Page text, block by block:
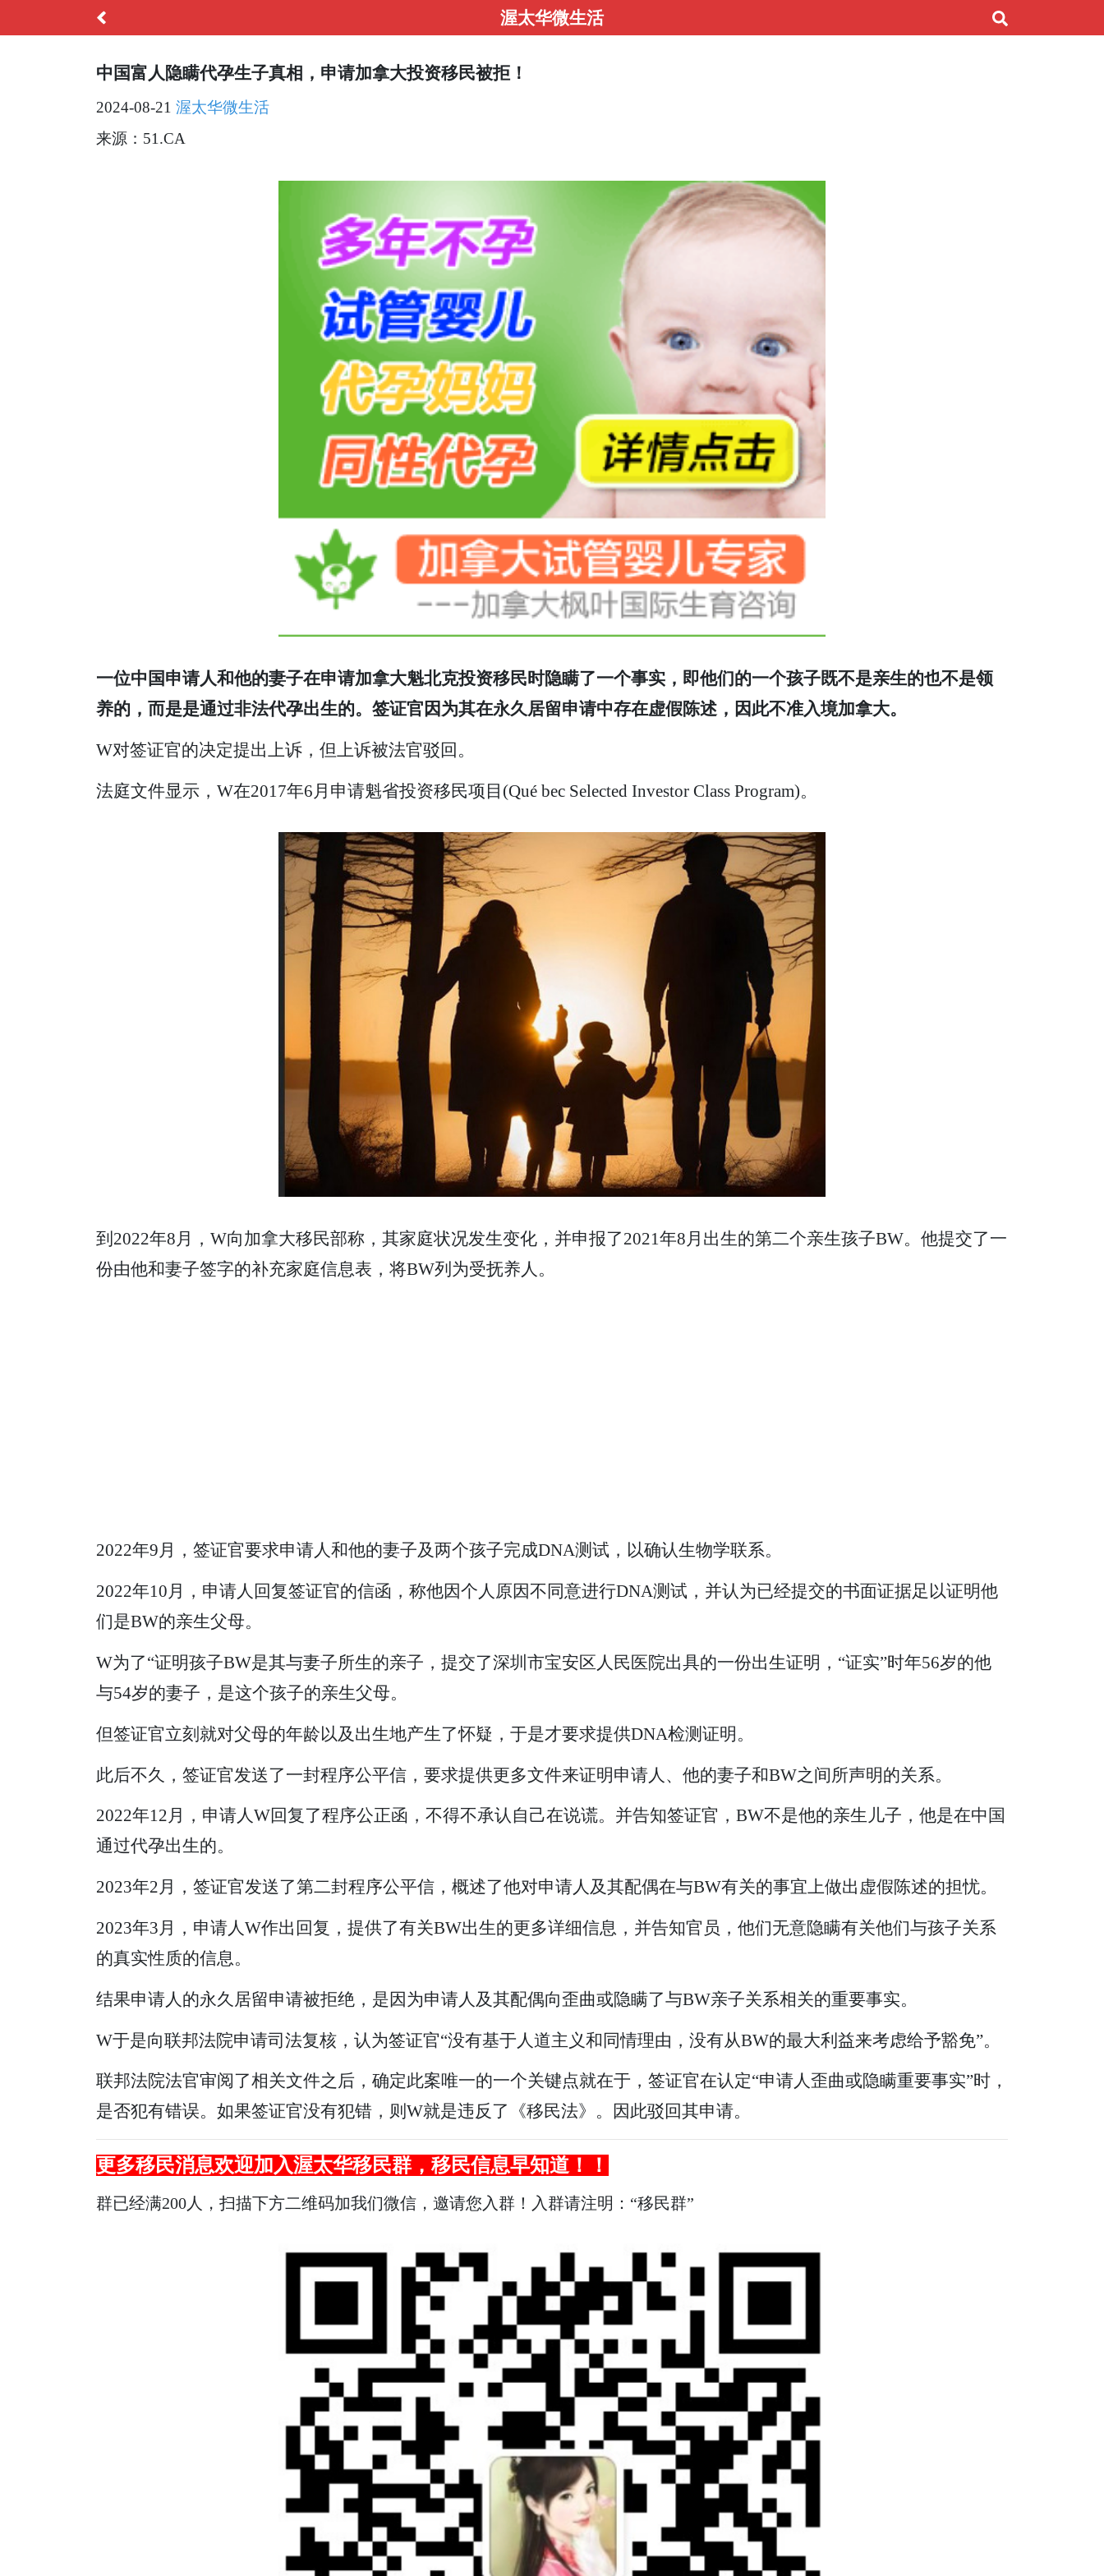
渥太华微生活
中国富人隐瞒代孕生子真相，申请加拿大投资移民被拒！
2024-08-21 渥太华微生活
来源：51.CA
一位中国申请人和他的妻子在申请加拿大魁北克投资移民时隐瞒了一个事实，即他们的一个孩子既不是亲生的也不是领
养的，而是是通过非法代孕出生的。签证官因为其在永久居留申请中存在虚假陈述，因此不准入境加拿大。
W对签证官的决定提出上诉，但上诉被法官驳回。
法庭文件显示，W在2017年6月申请魁省投资移民项目(Qué bec Selected Investor Class Program)。
到2022年8月，W向加拿大移民部称，其家庭状况发生变化，并申报了2021年8月出生的第二个亲生孩子BW。他提交了一
份由他和妻子签字的补充家庭信息表，将BW列为受抚养人。
2022年9月，签证官要求申请人和他的妻子及两个孩子完成DNA测试，以确认生物学联系。
2022年10月，申请人回复签证官的信函，称他因个人原因不同意进行DNA测试，并认为已经提交的书面证据足以证明他
们是BW的亲生父母。
W为了“证明孩子BW是其与妻子所生的亲子，提交了深圳市宝安区人民医院出具的一份出生证明，“证实”时年56岁的他
与54岁的妻子，是这个孩子的亲生父母。
但签证官立刻就对父母的年龄以及出生地产生了怀疑，于是才要求提供DNA检测证明。
此后不久，签证官发送了一封程序公平信，要求提供更多文件来证明申请人、他的妻子和BW之间所声明的关系。
2022年12月，申请人W回复了程序公正函，不得不承认自己在说谎。并告知签证官，BW不是他的亲生儿子，他是在中国
通过代孕出生的。
2023年2月，签证官发送了第二封程序公平信，概述了他对申请人及其配偶在与BW有关的事宜上做出虚假陈述的担忧。
2023年3月，申请人W作出回复，提供了有关BW出生的更多详细信息，并告知官员，他们无意隐瞒有关他们与孩子关系
的真实性质的信息。
结果申请人的永久居留申请被拒绝，是因为申请人及其配偶向歪曲或隐瞒了与BW亲子关系相关的重要事实。
W于是向联邦法院申请司法复核，认为签证官“没有基于人道主义和同情理由，没有从BW的最大利益来考虑给予豁免”。
联邦法院法官审阅了相关文件之后，确定此案唯一的一个关键点就在于，签证官在认定“申请人歪曲或隐瞒重要事实”时，
是否犯有错误。如果签证官没有犯错，则W就是违反了《移民法》。因此驳回其申请。
更多移民消息欢迎加入渥太华移民群， 移民信息早知道！！
群已经满200人，扫描下方二维码加我们微信，邀请您入群！入群请注明：“移民群”